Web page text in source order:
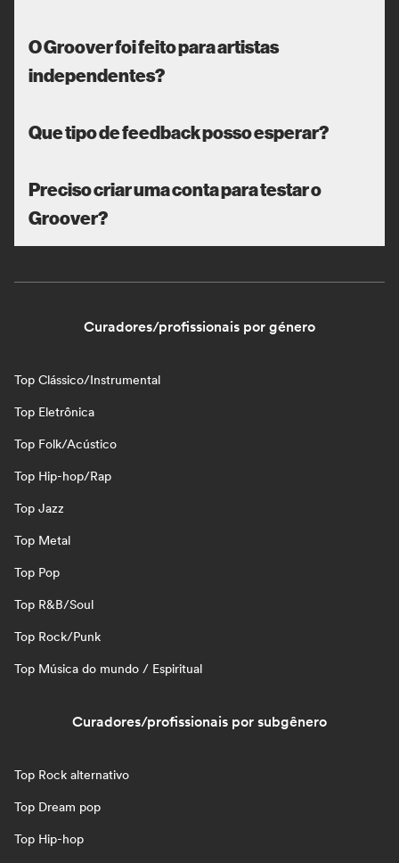
O Groover foi feito para artistas
independentes?
Que tipo de feedback posso esperar?
Preciso criar uma conta para testar o
Groover?
Curadores/profissionais por género
Top Clássico/Instrumental
Top Eletrônica
Top Folk/Acústico
Top Hip-hop/Rap
Top Jazz
Top Metal
Top Pop
Top R&B/Soul
Top Rock/Punk
Top Música do mundo / Espiritual
Curadores/profissionais por subgênero
Top Rock alternativo
Top Dream pop
Top Hip-hop